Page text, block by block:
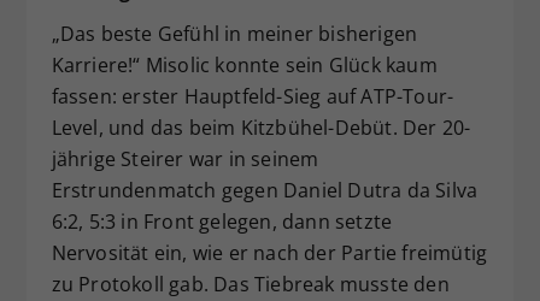
„Das beste Gefühl in meiner bisherigen
Karriere!“ Misolic konnte sein Glück kaum
fassen: erster Hauptfeld-Sieg auf ATP-Tour-
Level, und das beim Kitzbühel-Debüt. Der 20-
jährige Steirer war in seinem
Erstrundenmatch gegen Daniel Dutra da Silva
6:2, 5:3 in Front gelegen, dann setzte
Nervosität ein, wie er nach der Partie freimütig
zu Protokoll gab. Das Tiebreak musste den